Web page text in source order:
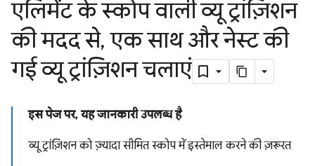
एलिमेंट के स्कोप वाली व्यू ट्रांज़िशन
की मदद से, एक साथ और नेस्ट की
गई व्यू ट्रांज़िशन चलाएं
इस पेज पर, यह जानकारी उपलब्ध है
व्यू ट्रांज़िशन को ज़्यादा सीमित स्कोप में इस्तेमाल करने की ज़रूरत